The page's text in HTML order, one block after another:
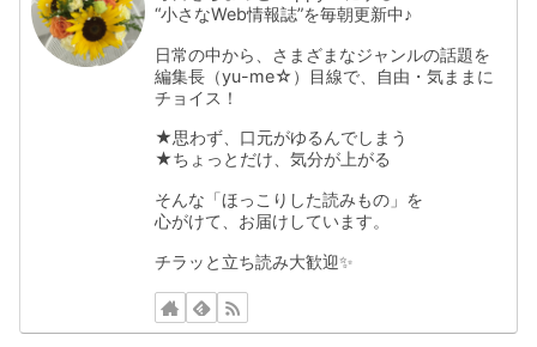
“小さなWeb情報誌”を毎朝更新中♪
日常の中から、さまざまなジャンルの話題を
編集長（yu-me☆）目線で、自由・気ままに
チョイス！
★思わず、口元がゆるんでしまう
★ちょっとだけ、気分が上がる
そんな「ほっこりした読みもの」を
心がけて、お届けしています。
チラッと立ち読み大歓迎✨️